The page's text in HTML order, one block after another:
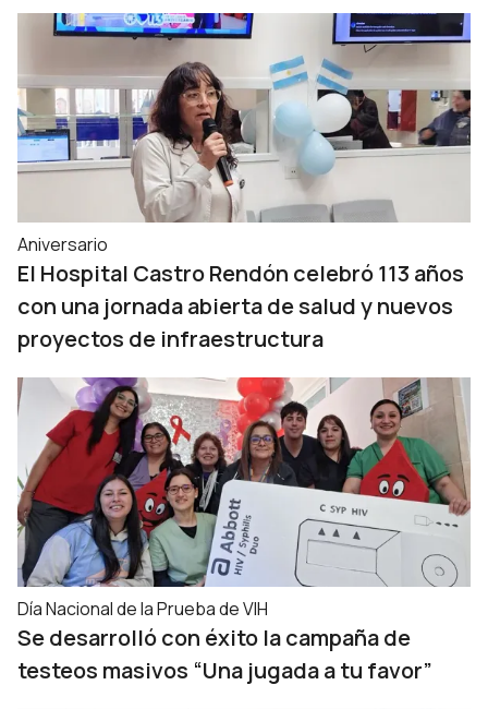
Aniversario
El Hospital Castro Rendón celebró 113 años
con una jornada abierta de salud y nuevos
proyectos de infraestructura
Día Nacional de la Prueba de VIH
Se desarrolló con éxito la campaña de
testeos masivos “Una jugada a tu favor”